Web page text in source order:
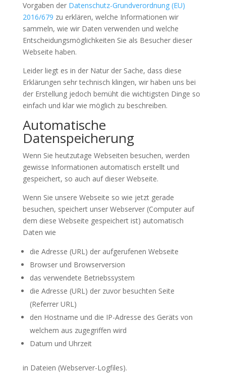
Vorgaben der Datenschutz-Grundverordnung (EU)
2016/679 zu erklären, welche Informationen wir
sammeln, wie wir Daten verwenden und welche
Entscheidungsmöglichkeiten Sie als Besucher dieser
Webseite haben.
Leider liegt es in der Natur der Sache, dass diese
Erklärungen sehr technisch klingen, wir haben uns bei
der Erstellung jedoch bemüht die wichtigsten Dinge so
einfach und klar wie möglich zu beschreiben.
Automatische
Datenspeicherung
Wenn Sie heutzutage Webseiten besuchen, werden
gewisse Informationen automatisch erstellt und
gespeichert, so auch auf dieser Webseite.
Wenn Sie unsere Webseite so wie jetzt gerade
besuchen, speichert unser Webserver (Computer auf
dem diese Webseite gespeichert ist) automatisch
Daten wie
die Adresse (URL) der aufgerufenen Webseite
Browser und Browserversion
das verwendete Betriebssystem
die Adresse (URL) der zuvor besuchten Seite
(Referrer URL)
den Hostname und die IP-Adresse des Geräts von
welchem aus zugegriffen wird
Datum und Uhrzeit
in Dateien (Webserver-Logfiles).